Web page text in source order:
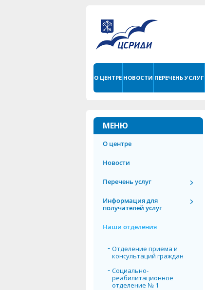
О ЦЕНТРЕ НОВОСТИ ПЕРЕЧЕНЬ УСЛУГ
МЕНЮ
О центре
Новости
Перечень услуг
Информация для
получателей услуг
Наши отделения
Отделение приема и
консультаций граждан
Социально-
реабилитационное
отделение № 1